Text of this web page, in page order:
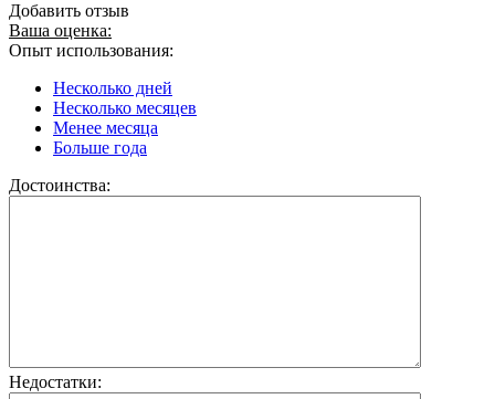
Добавить отзыв
Ваша оценка:
Опыт использования:
Несколько дней
Несколько месяцев
Менее месяца
Больше года
Достоинства:
Недостатки: